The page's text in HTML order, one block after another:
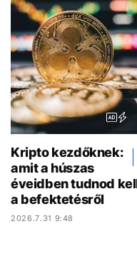
Kripto kezdőknek:
amit a húszas
éveidben tudnod
a befektetésről
2026.7.31 9:48